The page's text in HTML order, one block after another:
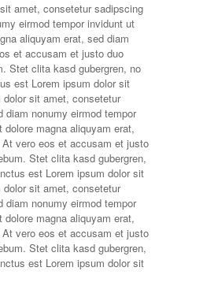
amet, consetetur sadipscing
eirmod tempor invidunt ut
aliquyam erat, sed diam
et accusam et justo duo
Stet clita kasd gubergren, no
est Lorem ipsum dolor sit
sit amet, consetetur
diam nonumy eirmod tempor
dolore magna aliquyam erat,
vero eos et accusam et justo
Stet clita kasd gubergren,
est Lorem ipsum dolor sit
sit amet, consetetur
diam nonumy eirmod tempor
dolore magna aliquyam erat,
vero eos et accusam et justo
Stet clita kasd gubergren,
est Lorem ipsum dolor sit